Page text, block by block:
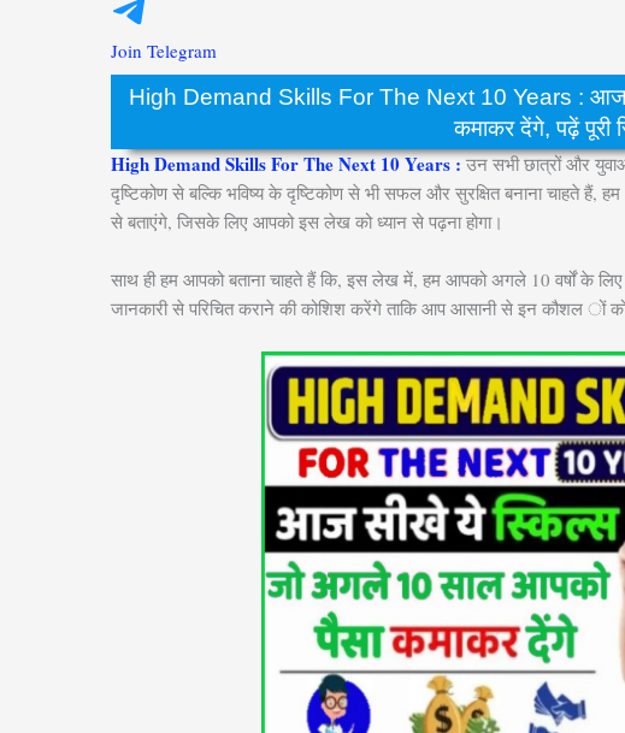
Join Telegram
High Demand Skills For The Next 10 Years : आज
कमाकर देंगे, पढ़ें पूरी
High Demand Skills For The Next 10 Years :उन सभी छात्रों और
दृष्टिकोण से बल्कि भविष्य के दृष्टिकोण से भी सफल और सुरक्षित बनाना चाहते हैं,
से बताएंगे, जिसके लिए आपको इस लेख को ध्यान से पढ़ना होगा।
साथ ही हम आपको बताना चाहते हैं कि, इस लेख में, हम आपको अगले 10 वर्षों के
जानकारी से परिचित कराने की कोशिश करेंगे ताकि आप आसानी से इन कौशल